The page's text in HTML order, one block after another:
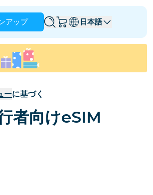
アップ 日本語
ブルネイ
ーに基づく
者向けeSIM